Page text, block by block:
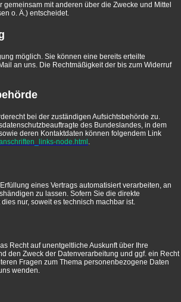
mit anderen über die Zwecke und Mittel
o. Ä.) entscheidet.
möglich. Sie können eine bereits erteilte
an uns. Die Rechtmäßigkeit der bis zum Widerruf
bei der zuständigen Aufsichtsbehörde zu.
des Bundeslandes, in dem
deren Kontaktdaten können folgendem Link
node.html .
eines Vertrags automatisiert verarbeiten, an
zu lassen. Sofern Sie die direkte
nur, soweit es technisch machbar ist.
Recht auf unentgeltliche Auskunft über Ihre
den Zweck der Datenverarbeitung und ggf. ein Recht
Fragen zum Thema personenbezogene Daten
wenden.